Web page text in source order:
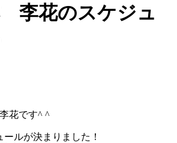
李花のスケジュ
花です^ ^
ルが決まりました！